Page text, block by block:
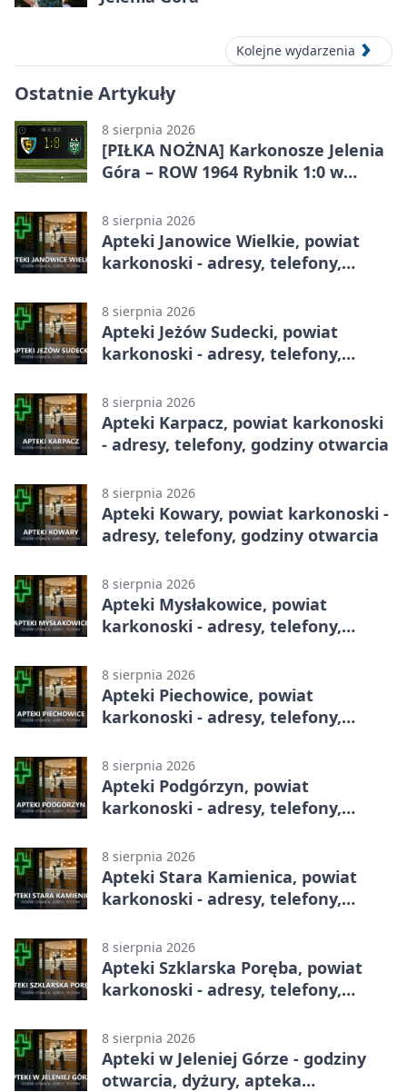
Kolejne wydarzenia
Ostatnie Artykuły
8 sierpnia 2026
[PIŁKA NOŻNA] Karkonosze Jelenia
Góra – ROW 1964 Rybnik 1:0 w
8 sierpnia 2026
Apteki Janowice Wielkie, powiat
karkonoski - adresy, telefony,
8 sierpnia 2026
Apteki Jeżów Sudecki, powiat
karkonoski - adresy, telefony,
8 sierpnia 2026
Apteki Karpacz, powiat karkonoski
- adresy, telefony, godziny otwarcia
8 sierpnia 2026
Apteki Kowary, powiat karkonoski -
adresy, telefony, godziny otwarcia
8 sierpnia 2026
Apteki Mysłakowice, powiat
karkonoski - adresy, telefony,
8 sierpnia 2026
Apteki Piechowice, powiat
karkonoski - adresy, telefony,
8 sierpnia 2026
Apteki Podgórzyn, powiat
karkonoski - adresy, telefony,
8 sierpnia 2026
Apteki Stara Kamienica, powiat
karkonoski - adresy, telefony,
8 sierpnia 2026
Apteki Szklarska Poręba, powiat
karkonoski - adresy, telefony,
8 sierpnia 2026
Apteki w Jeleniej Górze - godziny
otwarcia, dyżury, apteka